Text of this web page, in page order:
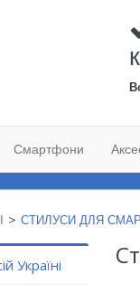
Смартфони
> СТИЛУСИ ДЛЯ
Україні